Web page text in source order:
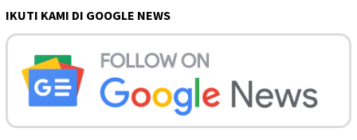
IKUTI KAMI DI GOOGLE NEWS